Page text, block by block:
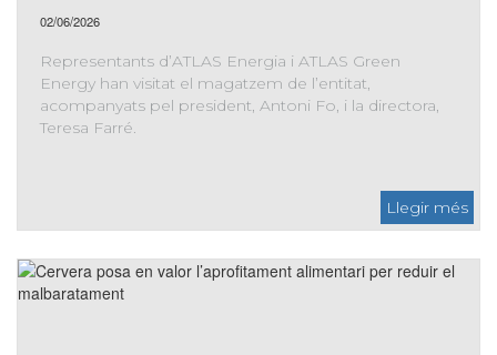
02/06/2026
Representants d’ATLAS Energia i ATLAS Green
Energy han visitat el magatzem de l’entitat,
acompanyats pel president, Antoni Fo, i la directora,
Teresa Farré.